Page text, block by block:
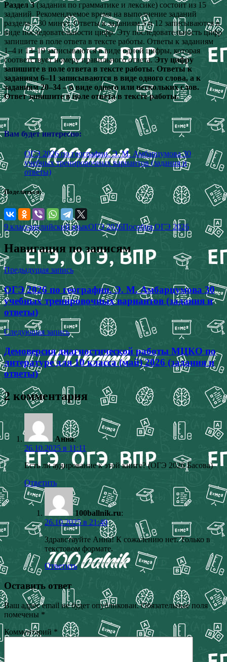
Раздел 3(задания по грамматике и лексике) состоит из 15
заданий. Рекомендуемое время на выполнение заданий
раздела – 30 минут. Ответы к заданиям 5 и 12 записываются в
виде последовательности цифр. Эту последовательность цифр
запишите в поле ответа в тексте работы. Ответы к заданиям
1–4 и 13–19 записываются в виде одной цифры, которая
соответствует номеру правильного ответа.Эту цифру
запишите в поле ответа в тексте работы. Ответы к
заданиям 6–11 записываются в виде одного слова, а к
заданиям 20–34 – в виде одного или нескольких слов.
Ответ запишите в поле ответа в тексте работы.
Вам будет интересно:
ОГЭ 2026 по географии. Э. М. Амбарцумова 30
учебных тренировочных вариантов (задания и
ответы)
Поделиться:
9 классанглийский языкОГЭ 2026Пособия ОГЭ 2026
Навигация по записям
Предыдущая запись
ОГЭ 2026 по географии. Э. М. Амбарцумова 30
учебных тренировочных вариантов (задания и
ответы)
Следующая запись
Демоверсия диагностической работы МЦКО по
литературе для 10 класса (май) 2026 (задания и
ответы)
2 комментария
Анна:
26.10.2025 в 11:11
Есть ли аудирование к этой книге? (ОГЭ 2026 Басова)
Ответить
100ballnik.ru:
26.10.2025 в 21:40
Здравствуйте Анна! К сожалению нет. Только в
текстовом формате.
Ответить
Оставить ответ
Ваш адрес email не будет опубликован. Обязательные поля
помечены *
Комментарий *